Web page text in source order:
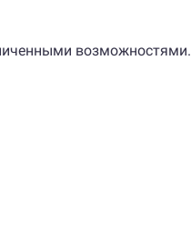
возможностями.